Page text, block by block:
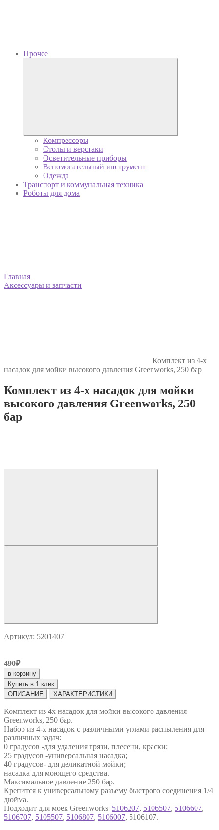
Прочее
Компрессоры
Столы и верстаки
Осветительные приборы
Вспомогательный инструмент
Одежда
Транспорт и коммунальная техника
Роботы для дома
Главная
Аксессуары и запчасти
Комплект из 4-х
насадок для мойки высокого давления Greenworks, 250 бар
Комплект из 4-х насадок для мойки
высокого давления Greenworks, 250
бар
Артикул: 5201407
490₽
в корзину
Купить в 1 клик
ОПИСАНИЕ
ХАРАКТЕРИСТИКИ
Комплект из 4х насадок для мойки высокого давления
Greenworks, 250 бар.
Набор из 4-х насадок с различными углами распыления для
различных задач:
0 градусов -для удаления грязи, плесени, краски;
25 градусов -универсальная насадка;
40 градусов- для деликатной мойки;
насадка для моющего средства.
Максимальное давление 250 бар.
Крепится к универсальному разъему быстрого соединения 1/4
дюйма.
Подходит для моек Greenworks: 5106207, 5106507, 5106607,
5106707, 5105507, 5106807, 5106007, 5106107.